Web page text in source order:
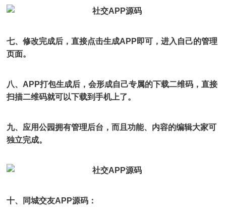
七、修改完成后，直接点击生成APP即可，进入自己的管理
页面。
八、APP打包生成后，会形成自己专属的下载二维码，直接
扫描二维码就可以下载到手机上了。
九、应用公园拥有管理后台，而且功能、内容的编辑大家可
独立完成。
十、同城交友APP源码：